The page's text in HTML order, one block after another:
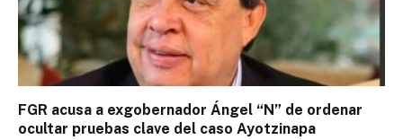
FGR acusa a exgobernador Ángel “N” de ordenar
ocultar pruebas clave del caso Ayotzinapa